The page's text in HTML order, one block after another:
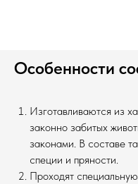
Особенности
Изготавливаются из
законно забитых
законами. В составе
специи и пряности.
Проходят